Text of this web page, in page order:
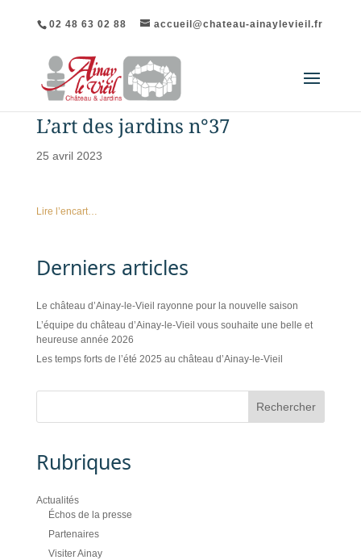
02 48 63 02 88 accueil@chateau-ainaylevieil.fr
L’art des jardins n°37
25 avril 2023
Lire l’encart…
Derniers articles
Le château d’Ainay-le-Vieil rayonne pour la nouvelle saison
L’équipe du château d’Ainay-le-Vieil vous souhaite une belle et
heureuse année 2026
Les temps forts de l’été 2025 au château d’Ainay-le-Vieil
Rubriques
Actualités
Échos de la presse
Partenaires
Visiter Ainay